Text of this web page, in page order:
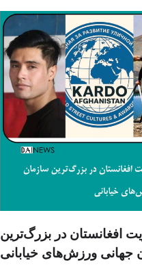
افغانستان در بزرگ‌ترین
جهانی ورزش‌های خیابانی